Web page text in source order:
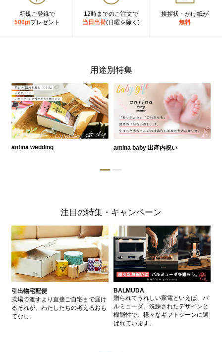
新規ご登録で
500ptプレゼント
12時までのご注文で
当日出荷(日曜を除く)
挨拶状・かけ紙が
無料
用途別特集
antina wedding antina baby 出産内祝い
注目の特集・キャンペーン
引出物宅配便
式場で渡すより直接ご自宅まで届け
るそれが、わたしたちの考えるおも
てなし。
BALMUDA
贈られてうれしい家電といえば、バ
ルミューダ。洗練されたデザインと
機能性で、様々なギフトシーンに選
ばれています。